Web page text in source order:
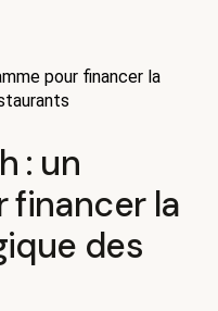
pour financer la
: un
financer la
des